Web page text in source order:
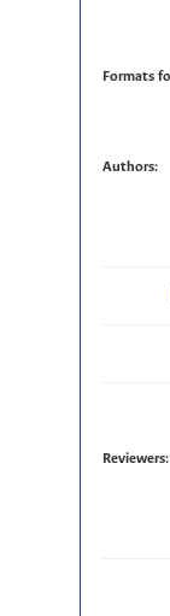
Formats
Authors:
Reviewers: